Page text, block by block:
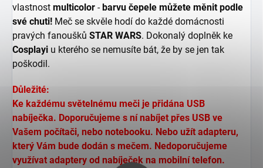
vlastnost multicolor -barvu čepele můžete měnit podle
své chuti! Meč se skvěle hodí do každé domácnosti
pravých fanoušků STAR WARS. Dokonalý doplněk ke
Cosplayi u kterého se nemusíte bát, že by se jen tak
poškodil.
Důležité:
Ke každému světelnému meči je přidána USB
nabíječka. Doporučujeme s ní nabíjet přes USB ve
Vašem počítači, nebo notebooku. Nebo užít adapteru,
který Vám bude dodán s mečem. Nedoporučujeme
využívat adaptery od nabíječek na mobilní telefon.